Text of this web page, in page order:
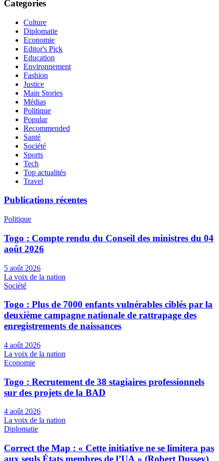
Categories
Culture
Diplomatie
Economie
Editor's Pick
Education
Environnement
Fashion
Justice
Main Stories
Médias
Politique
Popular
Recommended
Santé
Société
Sports
Tech
Top actualités
Travel
Publications récentes
Politique
Togo : Compte rendu du Conseil des ministres du 04
août 2026
5 août 2026
La voix de la nation
Société
Togo : Plus de 7000 enfants vulnérables ciblés par la
deuxième campagne nationale de rattrapage des
enregistrements de naissances
4 août 2026
La voix de la nation
Economie
Togo : Recrutement de 38 stagiaires professionnels
sur des projets de la BAD
4 août 2026
La voix de la nation
Diplomatie
Correct the Map : « Cette initiative ne se limitera pas
aux seuls États membres de l’UA » (Robert Dussey)